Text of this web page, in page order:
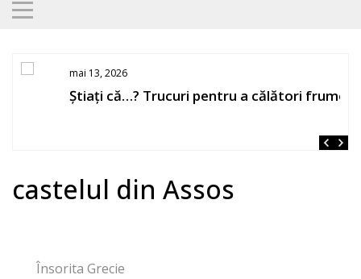
mai 13, 2026
Știați că…? Trucuri pentru a călători frumos
castelul din Assos
Însorita Grecie